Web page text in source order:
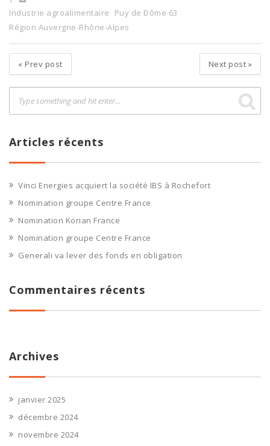
Industrie agroalimentaire
Puy de Dôme 63
Région Auvergne-Rhône-Alpes
« Prev post Next post »
Articles récents
Vinci Energies acquiert la société IBS à Rochefort
Nomination groupe Centre France
Nomination Korian France
Nomination groupe Centre France
Generali va lever des fonds en obligation
Commentaires récents
Archives
janvier 2025
décembre 2024
novembre 2024